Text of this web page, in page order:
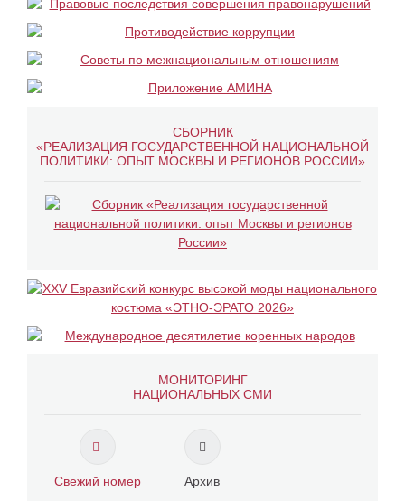
СБОРНИК
«РЕАЛИЗАЦИЯ ГОСУДАРСТВЕННОЙ НАЦИОНАЛЬНОЙ
ПОЛИТИКИ: ОПЫТ МОСКВЫ И РЕГИОНОВ РОССИИ»
МОНИТОРИНГ
НАЦИОНАЛЬНЫХ СМИ
Свежий номер Архив